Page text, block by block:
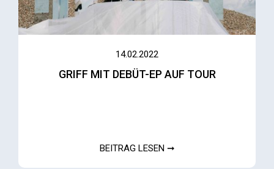
14.02.2022
GRIFF MIT DEBÜT-EP AUF TOUR
BEITRAG LESEN ➞